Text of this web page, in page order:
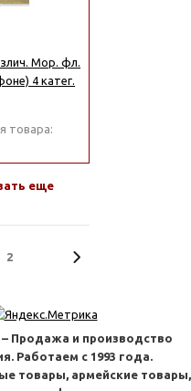
Мор. фл.
4 катег.
товара:
еще
2
– Продажа и производство
Работаем с 1993 года.
товары, армейские товары,